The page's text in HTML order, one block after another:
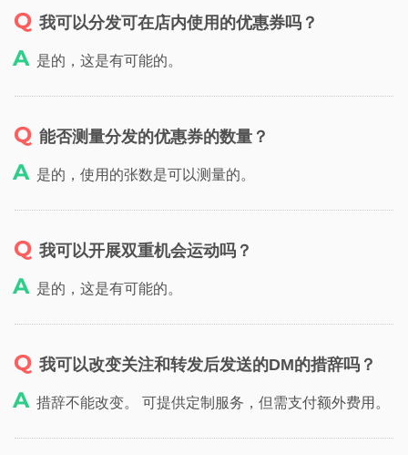
我可以分发可在店内使用的优惠券吗？
是的，这是有可能的。
能否测量分发的优惠券的数量？
是的，使用的张数是可以测量的。
我可以开展双重机会运动吗？
是的，这是有可能的。
我可以改变关注和转发后发送的DM的措辞吗？
措辞不能改变。 可提供定制服务，但需支付额外费用。